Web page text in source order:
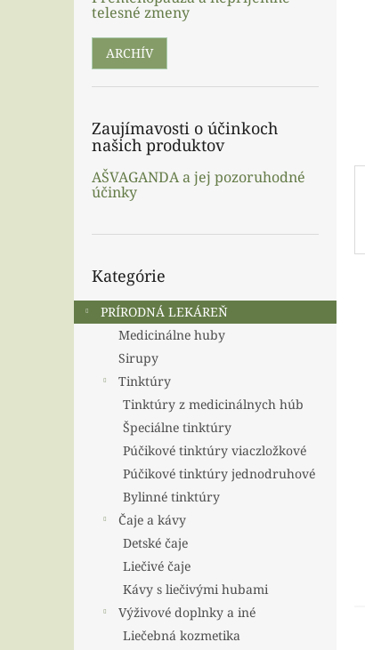
telesné zmeny
ARCHÍV
Zaujímavosti o účinkoch
našich produktov
AŠVAGANDA a jej pozoruhodné
účinky
kategórie
Kategórie
PRÍRODNÁ LEKÁREŇ
Medicinálne huby
Sirupy
Tinktúry
Tinktúry z medicinálnych húb
Špeciálne tinktúry
Púčikové tinktúry viaczložkové
Púčikové tinktúry jednodruhové
Bylinné tinktúry
Čaje a kávy
Detské čaje
Liečivé čaje
Kávy s liečivými hubami
Výživové doplnky a iné
Liečebná kozmetika